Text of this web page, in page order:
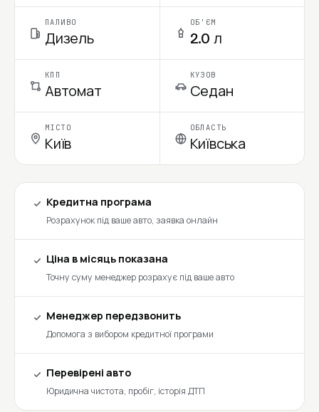
ПАЛИВО
Дизель
ОБ'ЄМ
2.0 л
КПП
Автомат
КУЗОВ
Седан
МІСТО
Київ
ОБЛАСТЬ
Київська
Кредитна програма
Розрахунок під ваше авто, заявка онлайн
Ціна в місяць показана
Точну суму менеджер розрахує під ваше авто
Менеджер передзвонить
Допомога з вибором кредитної програми
Перевірені авто
Юридична чистота, пробіг, історія ДТП